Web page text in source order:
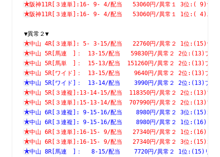
阪神11R[３連単]:16- 9- 4/配当   53060円/異常１ 3位:( 9)サダ
阪神11R[３連単]:16- 9- 4/配当   53060円/異常１ 1位:( 4)エア
▼異常２▼
中山 4R[３連単]: 5- 3-15/配当   22760円/異常
中山 5R[馬連　]：　13-15/配当   59830円/異常２ 2位
中山 5R[馬単　]：　15-13/配当  151260円/異常２ 2位
中山 5R[ワイド]：　13-15/配当    9640円/異常２ 2位
中山 5R[ワイド]：　13-14/配当    3990円/異常２ 2位
中山 5R[３連複]:13-14-15/配当  118350円/異常２ 2位
中山 5R[３連単]:15-13-14/配当  707990円/異常２ 2位
中山 6R[３連複]: 9-15-16/配当    8980円/異常２ 3
中山 6R[３連複]: 9-15-16/配当    8980円/異常２ 1位
中山 6R[３連単]:16-15- 9/配当   27340円/異常２ 1位
中山 6R[３連単]:16-15- 9/配当   27340円/異常２ 3
中山 8R[馬連　]：　 8-15/配当    7720円/異常２ 1位:(15)リン